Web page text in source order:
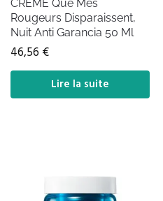
CRÈME Que Mes
Rougeurs Disparaissent,
Nuit Anti Garancia 50 Ml
46,56 €
Lire la suite